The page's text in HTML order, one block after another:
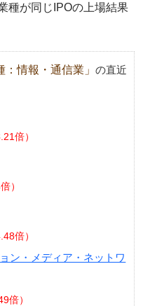
種が同じIPOの上場結果
情報・通信業」 の直近
倍
倍
ン・メディア・ネットワ
倍